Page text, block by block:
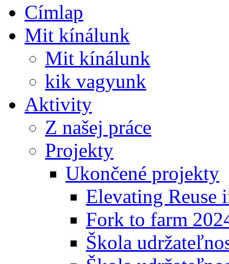
Címlap
Mit kínálunk
Mit kínálunk
kik vagyunk
Aktivity
Z našej práce
Projekty
Ukončené projekty
Elevating Reuse
Fork to farm
Škola